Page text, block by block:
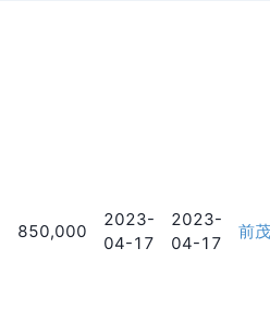
850,000
2023-
04-17
2023-
04-17
前